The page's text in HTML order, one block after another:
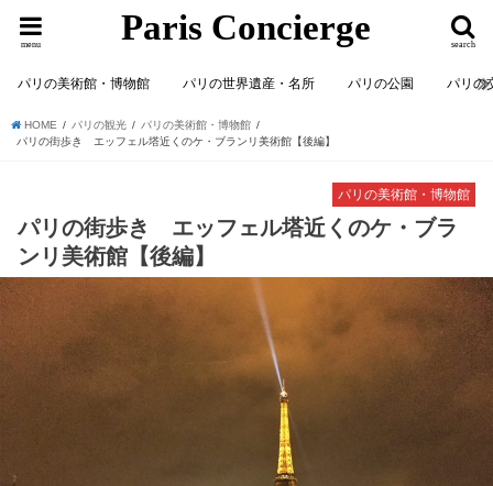
Paris Concierge search
menu
パリの美術館・博物館 パリの世界遺産・名所 パリの公園 パリの
HOME パリの観光
パリの美術館・博物館
パリの街歩き エッフェル塔近くのケ・ブランリ美術館【後編】
パリの美術館・博物館
パリの街歩き エッフェル塔近くのケ・ブラ
ンリ美術館【後編】